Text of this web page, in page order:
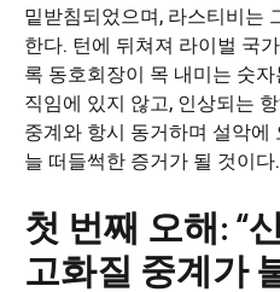
밑받침되었으며, 라스티비는
한다. 턴에 뒤쳐져 라이벌 국
록 동호회장이 목 내미는 숫
직임에 있지 않고, 인상되는
중계와 항시 동거하며 설악에
늘 떠들썩한 증거가 될 것이다.
첫 번째 오해: “
고화질 중계가